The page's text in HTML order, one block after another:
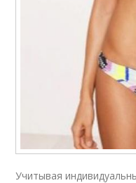
Учитывая